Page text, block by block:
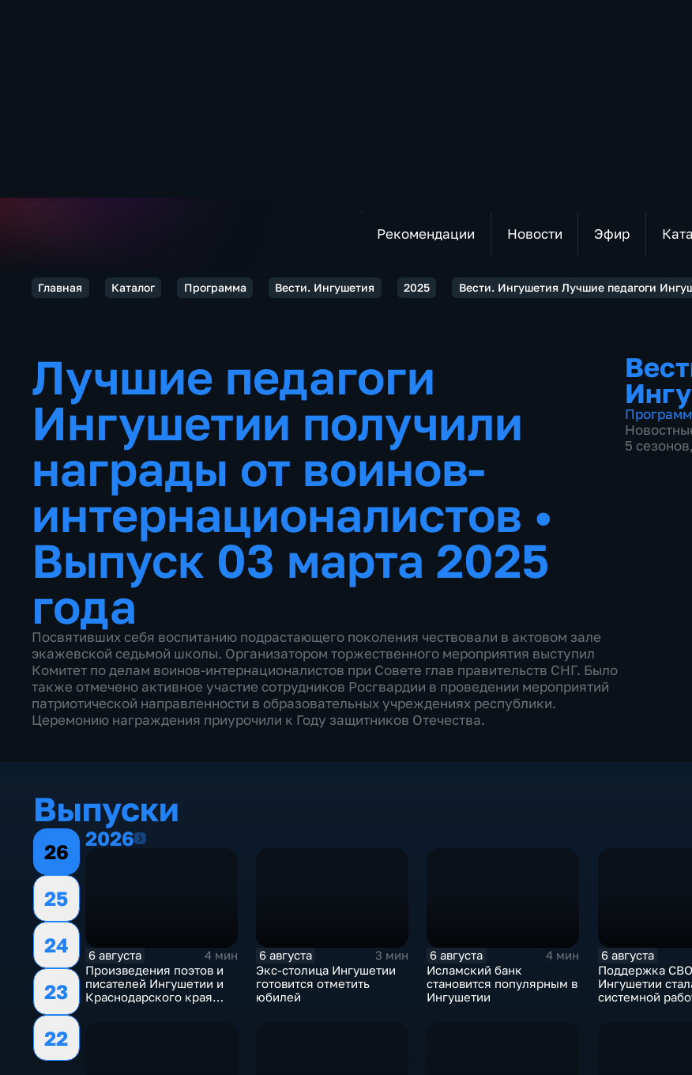
Рекомендации Новости Эфир
Главная Каталог Программа Вести. Ингушетия 2025 Вести. Ингушетия Лучшие педагоги
Лучшие педагоги
Ингушетии получили
награды от воинов-
интернационалистов •
Выпуск 03 марта 2025
года
Посвятивших себя воспитанию подрастающего поколения чествовали в актовом зале
экажевской седьмой школы. Организатором торжественного мероприятия выступил
Комитет по делам воинов-интернационалистов при Совете глав правительств СНГ. Было
также отмечено активное участие сотрудников Росгвардии в проведении мероприятий
патриотической направленности в образовательных учреждениях республики.
Церемонию награждения приурочили к Году защитников Отечества.
5
Выпуски
26
25
24
23
22
20262026
6 августа
4 мин
Произведения поэтов и
писателей Ингушетии и
Краснодарского края
6 августа
3 мин
Экс-столица Ингушетии
готовится отметить
юбилей
6 августа
4 мин
Исламский банк
становится популярным в
Ингушетии
6 августа
Поддержка
Ингушетии
системной